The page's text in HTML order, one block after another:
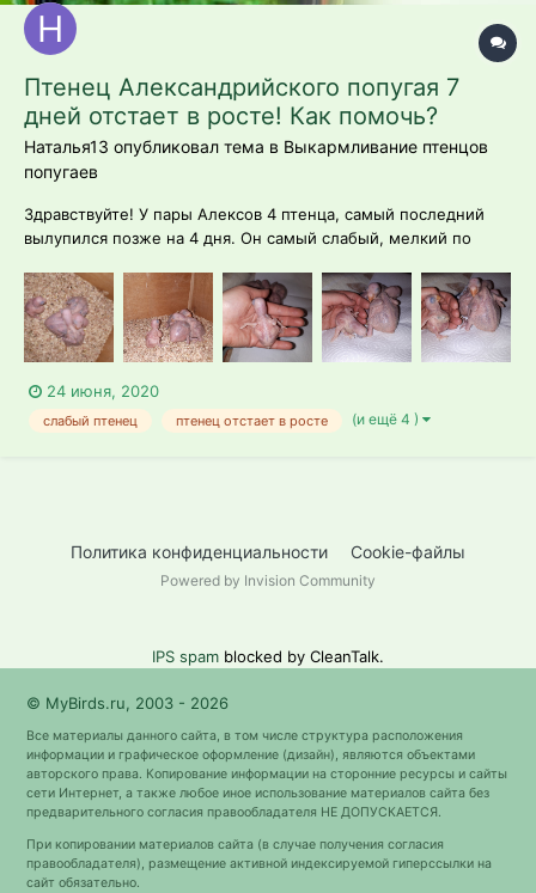
Птенец Александрийского попугая 7
дней отстает в росте! Как помочь?
Наталья13 опубликовал тема в Выкармливание птенцов
попугаев
Здравствуйте! У пары Алексов 4 птенца, самый последний
вылупился позже на 4 дня. Он самый слабый, мелкий по
пожалуйста как помочь птенцу? Первые 2 - 12.06, 3 птенец
14.06 и 4 птенец слабый 16.06.
24 июня, 2020
слабый птенец птенец отстает в росте (и ещё 4 )
Политика конфиденциальности Cookie-файлы
Powered by Invision Community
IPS spam blocked by CleanTalk.
© MyBirds.ru, 2003 - 2026
Все материалы данного сайта, в том числе структура расположения
информации и графическое оформление (дизайн), являются объектами
авторского права. Копирование информации на сторонние ресурсы и сайты
сети Интернет, а также любое иное использование материалов сайта без
предварительного согласия правообладателя НЕ ДОПУСКАЕТСЯ.
При копировании материалов сайта (в случае получения согласия
правообладателя), размещение активной индексируемой гиперссылки на
сайт обязательно.